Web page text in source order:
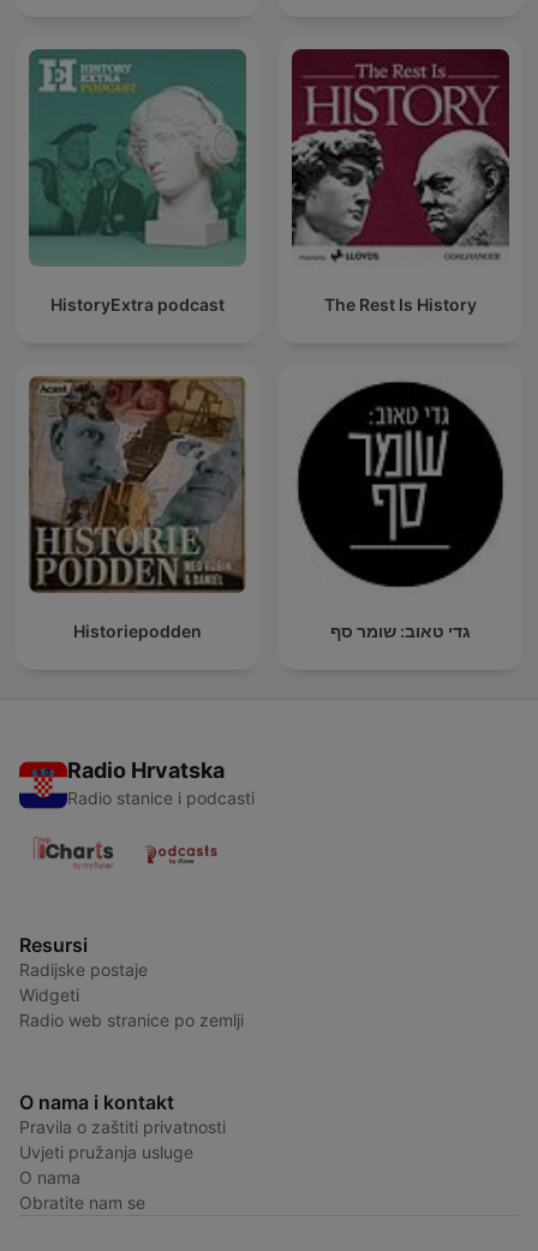
HistoryExtra podcast The Rest Is History
Historiepodden גדי טאוב: שומר סף
Radio Hrvatska
Radio stanice i podcasti
Resursi
Radijske postaje
Widgeti
Radio web stranice po zemlji
O nama i kontakt
Pravila o zaštiti privatnosti
Uvjeti pružanja usluge
O nama
Obratite nam se